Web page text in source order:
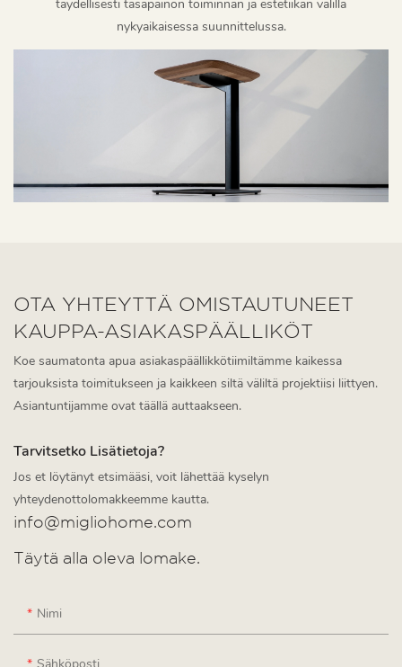
täydellisesti tasapainon toiminnan ja estetiikan välillä
nykyaikaisessa suunnittelussa.
OTA YHTEYTTÄ OMISTAUTUNEET
KAUPPA-ASIAKASPÄÄLLIKÖT
Koe saumatonta apua asiakaspäällikkötiimiltämme kaikessa
tarjouksista toimitukseen ja kaikkeen siltä väliltä projektiisi liittyen.
Asiantuntijamme ovat täällä auttaakseen.
Tarvitsetko Lisätietoja?
Jos et löytänyt etsimääsi, voit lähettää kyselyn
yhteydenottolomakkeemme kautta.
info@migliohome.com
Täytä alla oleva lomake.
Nimi